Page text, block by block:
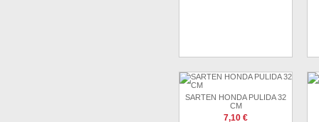
SARTEN HONDA PULIDA 32
CM
7,10 €